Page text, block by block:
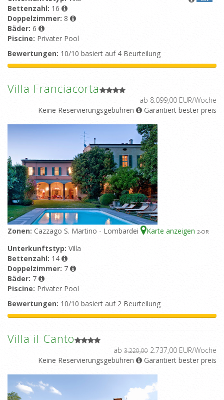
Bettenzahl: 16
Doppelzimmer: 8
Bäder: 6
Piscine: Privater Pool
Bewertungen: 10/10 basiert auf 4 Beurteilung
Villa Franciacorta
ab 8.099,00 EUR/Woche
Keine Reservierungsgebühren
Garantiert bester preis
Zonen: Cazzago S. Martino - Lombardei Karte anzeigen 2-OR
Unterkunftstyp: Villa
Bettenzahl: 14
Doppelzimmer: 7
Bäder: 7
Piscine: Privater Pool
Bewertungen: 10/10 basiert auf 2 Beurteilung
Villa il Canto
ab 3.220,00 2.737,00 EUR/Woche
Keine Reservierungsgebühren
Garantiert bester preis